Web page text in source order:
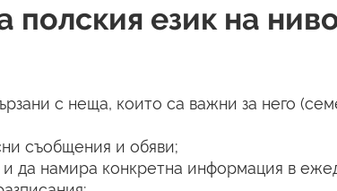
полския език на
с неща, които са важни за него
съобщения и обяви;
и да намира конкретна информация в